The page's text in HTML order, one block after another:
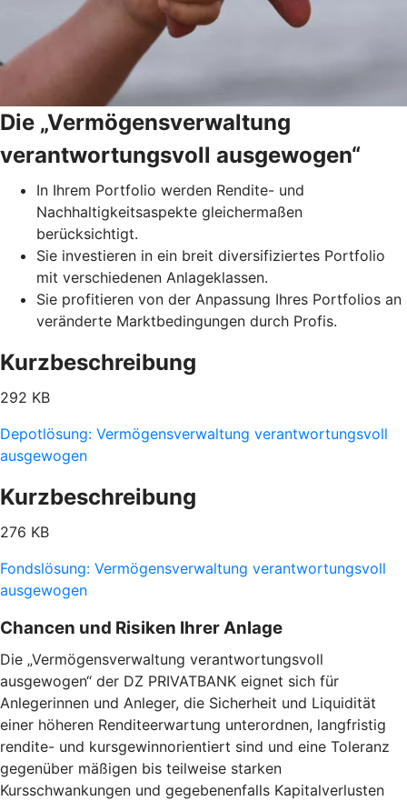
Die „Vermögensverwaltung
verantwortungsvoll ausgewogen“
In Ihrem Portfolio werden Rendite- und
Nachhaltigkeitsaspekte gleichermaßen
berücksichtigt.
Sie investieren in ein breit diversifiziertes Portfolio
mit verschiedenen Anlageklassen.
Sie profitieren von der Anpassung Ihres Portfolios an
veränderte Marktbedingungen durch Profis.
Kurzbeschreibung
292 KB
Depotlösung: Vermögensverwaltung verantwortungsvoll
ausgewogen
Kurzbeschreibung
276 KB
Fondslösung: Vermögensverwaltung verantwortungsvoll
ausgewogen
Chancen und Risiken Ihrer Anlage
Die „Vermögensverwaltung verantwortungsvoll
ausgewogen“ der DZ PRIVATBANK eignet sich für
Anlegerinnen und Anleger, die Sicherheit und Liquidität
einer höheren Renditeerwartung unterordnen, langfristig
rendite- und kursgewinnorientiert sind und eine Toleranz
gegenüber mäßigen bis teilweise starken
Kursschwankungen und gegebenenfalls Kapitalverlusten